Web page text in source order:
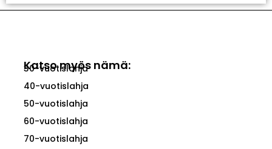
Katso myös nämä:
30-vuotislahja
40-vuotislahja
50-vuotislahja
60-vuotislahja
70-vuotislahja